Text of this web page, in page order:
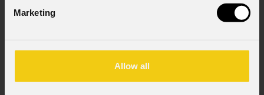
Marketing
Allow all